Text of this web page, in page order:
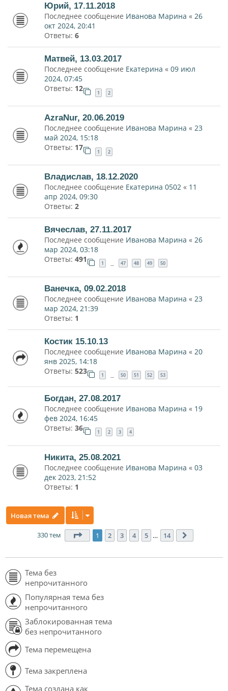
Юрий, 17.11.2018
Последнее сообщение Иванова Марина « 26
окт 2024, 20:41
Ответы: 6
Матвей, 13.03.2017
Последнее сообщение Екатерина « 09 июл
2024, 07:45
Ответы: 12 1 2
AzraNur, 20.06.2019
Последнее сообщение Иванова Марина « 23
май 2024, 15:18
Ответы: 17 1 2
Владислав, 18.12.2020
Последнее сообщение Екатерина 0502 « 11
апр 2024, 09:30
Ответы: 2
Вячеслав, 27.11.2017
Последнее сообщение Иванова Марина « 26
мар 2024, 03:18
Ответы: 491 1 … 47 48 49 50
Ванечка, 09.02.2018
Последнее сообщение Иванова Марина « 23
мар 2024, 21:39
Ответы: 1
Костик 15.10.13
Последнее сообщение Иванова Марина « 20
янв 2025, 14:18
Ответы: 523 1 … 50 51 52 53
Богдан, 27.08.2017
Последнее сообщение Иванова Марина « 19
фев 2024, 16:45
Ответы: 36 1 2 3 4
Никита, 25.08.2021
Последнее сообщение Иванова Марина « 03
дек 2023, 21:52
Ответы: 1
Новая тема
330 тем Страница 1из 14
1 2 3 4 5 … 14
Тема без
непрочитанного
Популярная тема без
непрочитанного
Заблокированная тема
без непрочитанного
Тема перемещена
Тема закреплена
Тема создана как